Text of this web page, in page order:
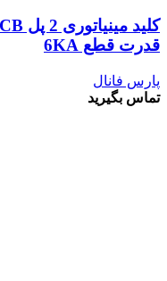
قدرت قطع 6KA
پارس فانال
تماس بگیرید